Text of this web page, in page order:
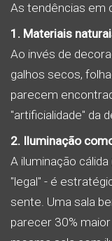
As tendências em
1. Materiais
Ao invés de
galhos secos,
parecem
"artificialidade" da
2. Iluminação
A iluminação
"legal" - é
sente. Uma sala
parecer 30%